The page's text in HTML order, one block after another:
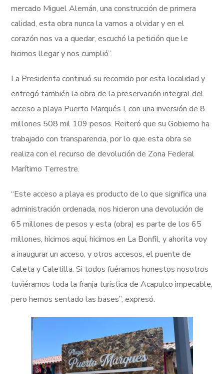
mercado Miguel Alemán, una construcción de primera
calidad, esta obra nunca la vamos a olvidar y en el
corazón nos va a quedar, escuchó la petición que le
hicimos llegar y nos cumplió”.
La Presidenta continuó su recorrido por esta localidad y
entregó también la obra de la preservación integral del
acceso a playa Puerto Marqués I, con una inversión de 8
millones 508 mil 109 pesos. Reiteró que su Gobierno ha
trabajado con transparencia, por lo que esta obra se
realiza con el recurso de devolución de Zona Federal
Marítimo Terrestre.
“Este acceso a playa es producto de lo que significa una
administración ordenada, nos hicieron una devolución de
65 millones de pesos y esta (obra) es parte de los 65
millones, hicimos aquí, hicimos en La Bonfil, y ahorita voy
a inaugurar un acceso, y otros accesos, el puente de
Caleta y Caletilla. Si todos fuéramos honestos nosotros
tuviéramos toda la franja turística de Acapulco impecable,
pero hemos sentado las bases”, expresó.